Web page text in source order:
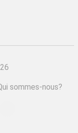
sommes-nous?